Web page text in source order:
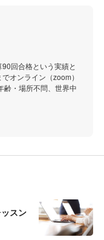
回合格という実績と
オンライン（zoom）
齢・場所不問、世界中
スン